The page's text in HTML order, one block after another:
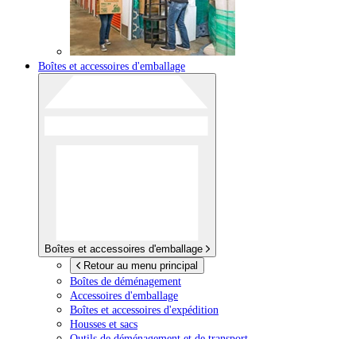
Boîtes et accessoires d'emballage
Boîtes et accessoires d'emballage
Retour au menu principal
Boîtes de déménagement
Accessoires d'emballage
Boîtes et accessoires d'expédition
Housses et sacs